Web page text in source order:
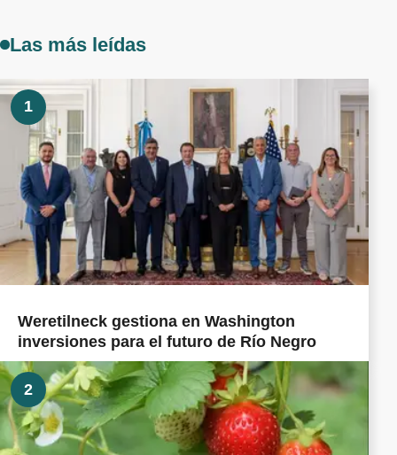
Las más leídas
1
Weretilneck gestiona en Washington
inversiones para el futuro de Río Negro
2